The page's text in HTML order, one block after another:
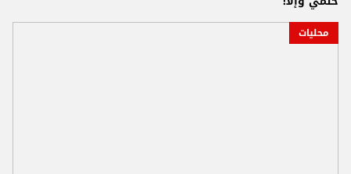
محليات